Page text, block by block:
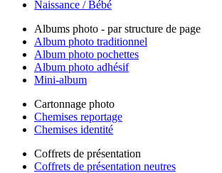
Naissance / Bébé
Albums photo - par structure de page
Album photo traditionnel
Album photo pochettes
Album photo adhésif
Mini-album
Cartonnage photo
Chemises reportage
Chemises identité
Coffrets de présentation
Coffrets de présentation neutres